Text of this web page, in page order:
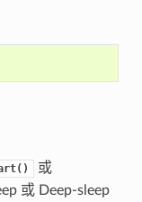
或
或 Deep-sleep